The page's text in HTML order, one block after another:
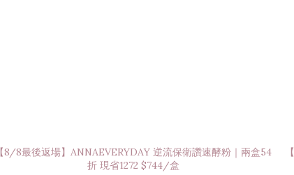
【8/8最後返場】ANNAEVERYDAY 逆流保衛讚速酵粉｜兩盒54
折 現省1272 $744/盒